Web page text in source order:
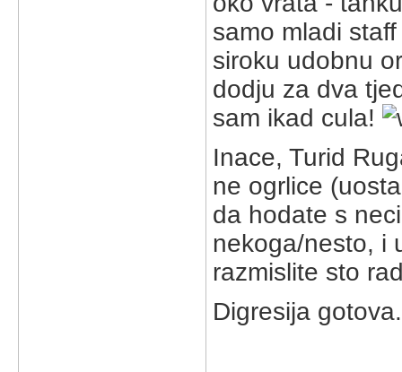
samo mladi
siroku udobnu
dodju za dva
sam ikad cula!
Inace, Turid
ne ogrlice
da hodate s
nekoga/nesto, i
razmislite sto
Digresija